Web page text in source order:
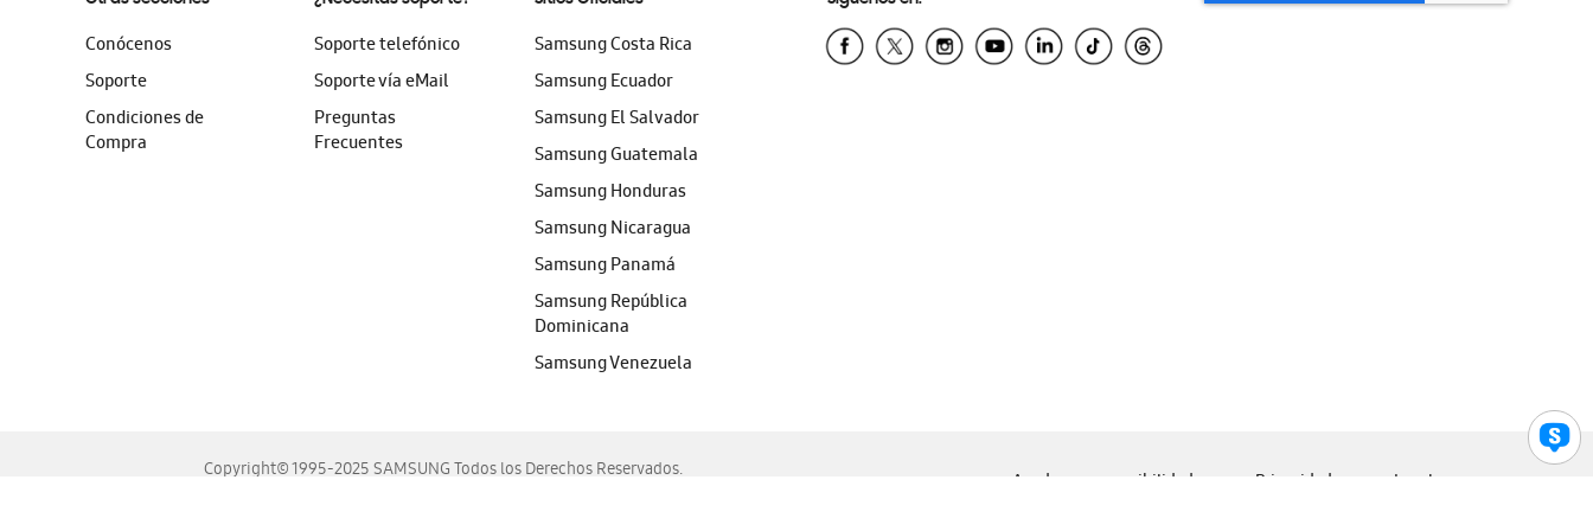
Conócenos
Soporte
Condiciones de
Compra
Soporte telefónico
Soporte vía eMail
Preguntas
Frecuentes
Samsung Costa Rica
Samsung Ecuador
Samsung El Salvador
Samsung Guatemala
Samsung Honduras
Samsung Nicaragua
Samsung Panamá
Samsung República
Dominicana
Samsung Venezuela
Copyright© 1995-2025 SAMSUNG Todos los Derechos Reservados.
Ayuda para accesibilidad Privacidad Legal